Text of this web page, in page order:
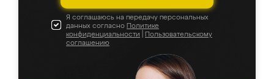
Я соглашаюсь на передачу персональных
данных согласно Политике
конфиденциальности
Пользовательскому
соглашению